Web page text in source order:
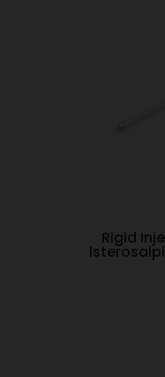
Rigid